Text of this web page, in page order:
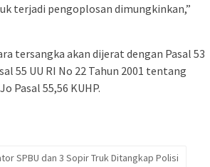
terjadi pengoplosan dimungkinkan,”
tersangka akan dijerat dengan Pasal 53
55 UU RI No 22 Tahun 2001 tentang
Pasal 55,56 KUHP.
SPBU dan 3 Sopir Truk Ditangkap Polisi